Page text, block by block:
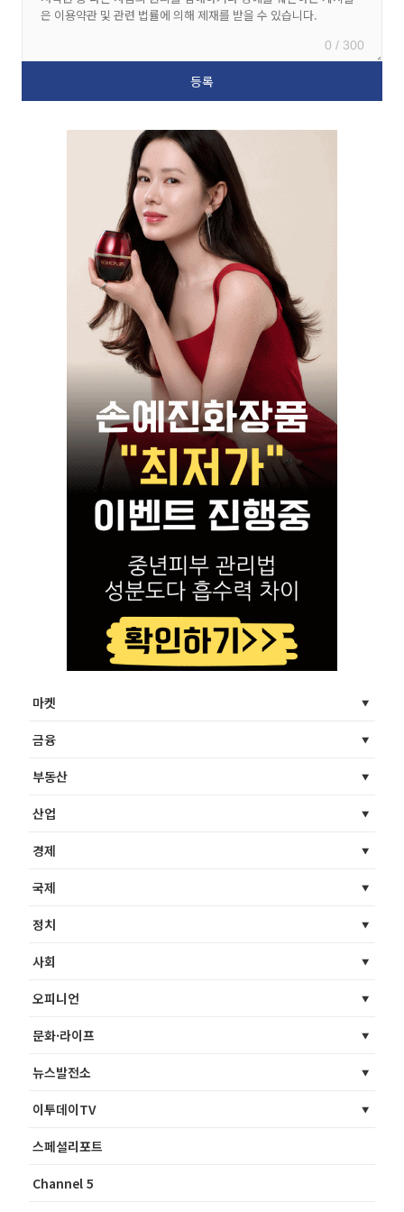
0 / 300
마켓
금융
부동산
산업
경제
국제
정치
사회
오피니언
문화·라이프
뉴스발전소
이투데이TV
스페셜리포트
Channel 5